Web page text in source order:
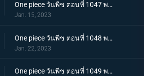
One piece วันพีช ตอนที่ 1047 พากย์ไทย จงปีนขึ้นไปสู้รุ่งอรุณ! มังกรสีชมพูอาละวาด
Jan. 15, 2023
One piece วันพีช ตอนที่ 1048 พากย์ไทย ไปสู่อนาคต! คำสาบานของยามาโตะกับสุดยอดนักดาบ
Jan. 22, 2023
One piece วันพีช ตอนที่ 1049 พากย์ไทย ลูฟี่โบยบิน! ล้างแค้นร้อยอสูร